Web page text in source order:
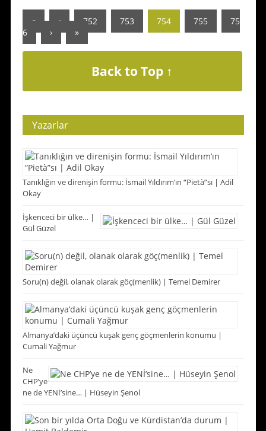
« ‹ 752 753 754 755
75
6
› »
Back to Top ↑
Yazarlar
Tanıklığın ve direnişin formu: İsmail Yıldırım’ın “Pietà”sı | Adil
Okay
İşkenceci bir ülke… |
Gül Güzel
Soru(n) değil, olanak olarak göç(menlik) | Temel Demirer
Almanya’daki üçüncü kuşak genç göçmenlerin konumu |
Cumali Yağmur
Ne
CHP’ye
ne de YENİ’sine… | Hüseyin Şenol